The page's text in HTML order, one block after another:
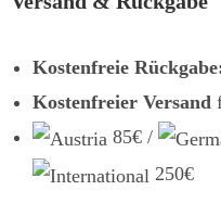
Kostenfreie
Kostenfreier Versand
85€ /
250€